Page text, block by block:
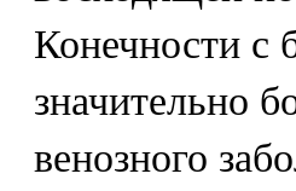
Конечности с
значительно
венозного